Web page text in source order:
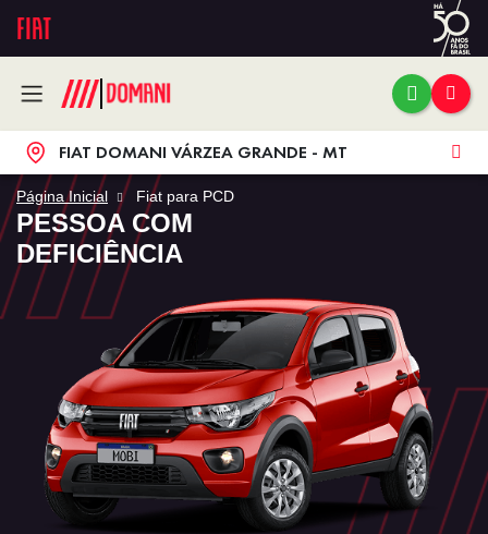
FIAT DOMANI VÁRZEA GRANDE - MT
Página Inicial Fiat para PCD
PESSOA COM
DEFICIÊNCIA